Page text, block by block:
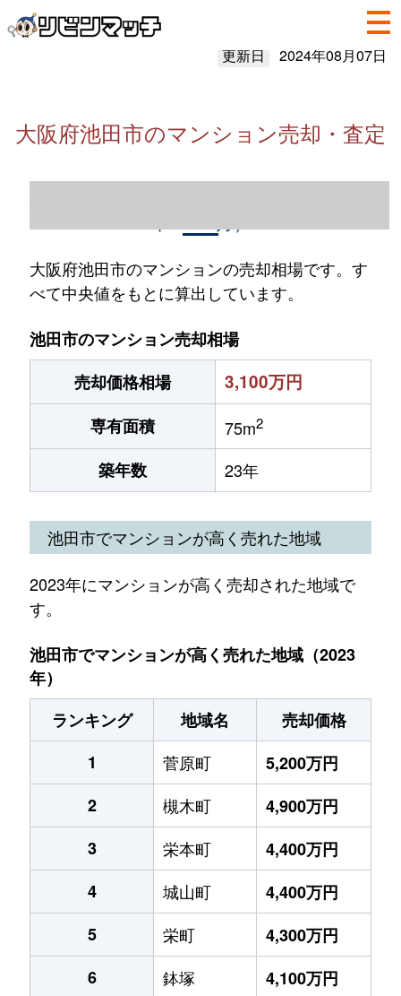
更新日 2024年08月07日
大阪府池田市のマンション売却・査定
大阪府池田市のマンションの売却相場です。す
べて中央値をもとに算出しています。
池田市のマンション売却相場
売却価格相場
3,100万円
専有面積 75m2
築年数 23年
池田市でマンションが高く売れた地域
2023年にマンションが高く売却された地域で
す。
池田市でマンションが高く売れた地域（2023
年）
ランキング
地域名
売却価格
1
菅原町
5,200万円
2
槻木町
4,900万円
3
栄本町
4,400万円
4
城山町
4,400万円
5
栄町
4,300万円
6
鉢塚
4,100万円